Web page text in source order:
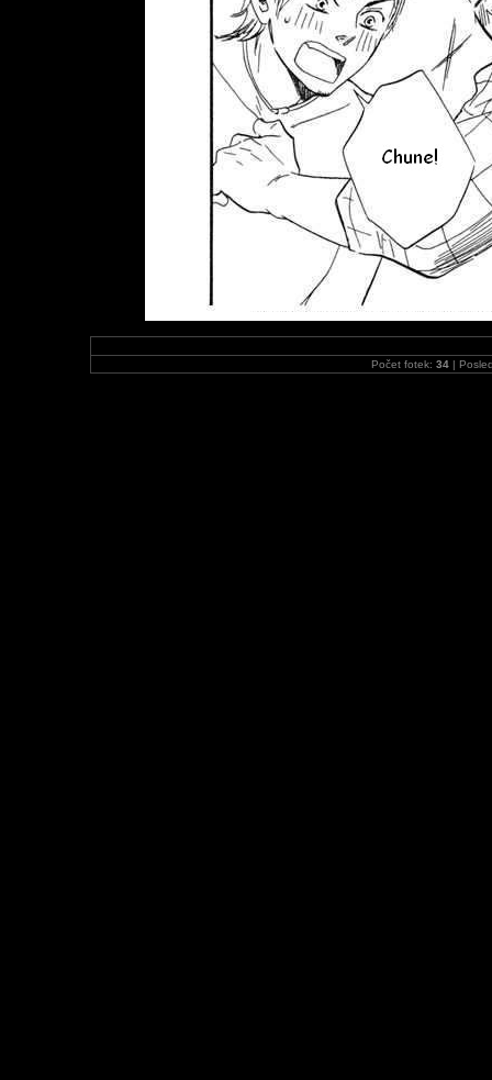
Počet fotek: 34 |